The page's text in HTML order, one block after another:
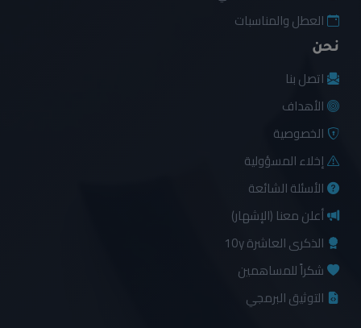
العطل والمناسبات
نحن
اتصل بنا
الأهداف
الخصوصية
إخلاء المسؤولية
الأسئلة الشائعة
أعلن معنا (الإشهار)
الذكرى العاشرة 10y
شكراً للمساهمين
التوثيق البرمجي